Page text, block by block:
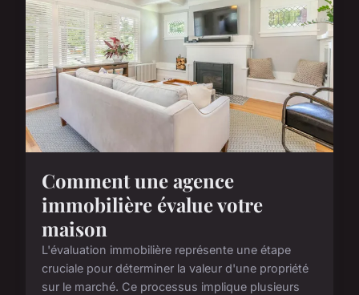
Comment une agence
immobilière évalue votre
maison
L'évaluation immobilière représente une étape
cruciale pour déterminer la valeur d'une propriété
sur le marché. Ce processus implique plusieurs